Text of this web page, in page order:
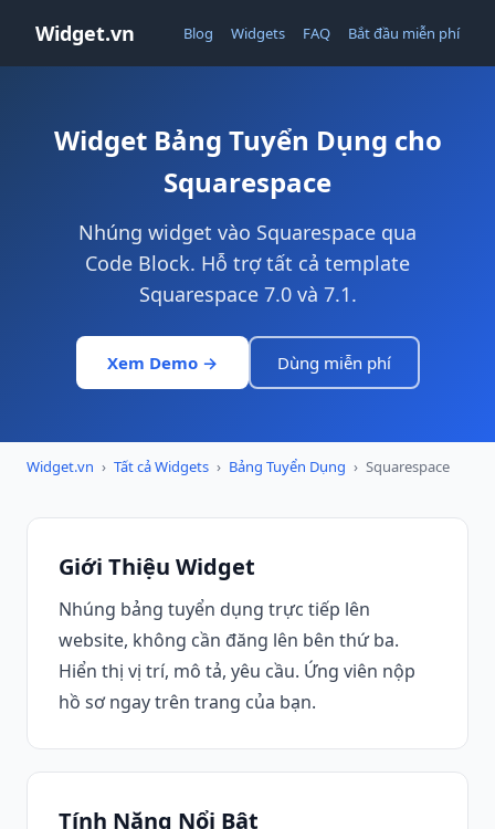
Widget.vn Blog Widgets FAQ Bắt đầu miễn phí
Widget Bảng Tuyển Dụng cho
Squarespace
Nhúng widget vào Squarespace qua
Code Block. Hỗ trợ tất cả template
Squarespace 7.0 và 7.1.
Xem Demo → Dùng miễn phí
Widget.vn › Tất cả Widgets › Bảng Tuyển Dụng › Squarespace
Giới Thiệu Widget
Nhúng bảng tuyển dụng trực tiếp lên
website, không cần đăng lên bên thứ ba.
Hiển thị vị trí, mô tả, yêu cầu. Ứng viên nộp
hồ sơ ngay trên trang của bạn.
Tính Năng Nổi Bật